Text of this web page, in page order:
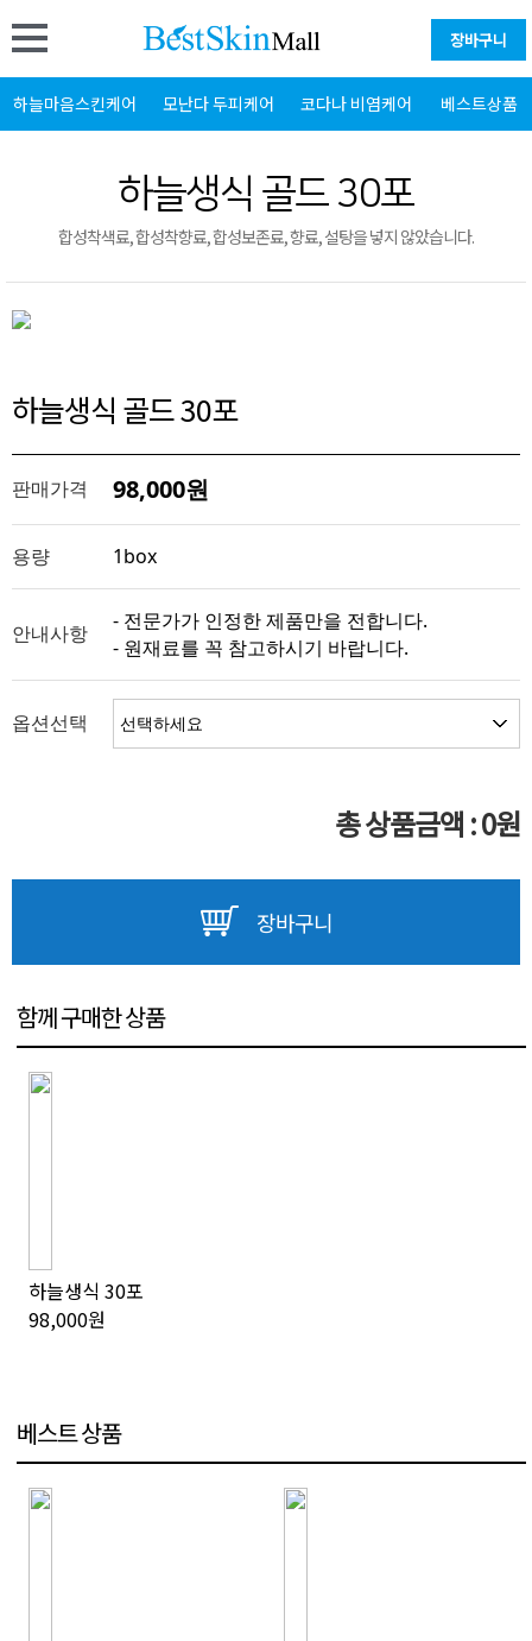
장바구니
하늘마음스킨케어 모난다 두피케어 코다나 비염케어 베스트상품
하늘생식 골드 30포
합성착색료, 합성착향료, 합성보존료, 향료, 설탕을 넣지 않았습니다.
하늘생식 골드 30포
판매가격 98,000원
용량 1box
안내사항
- 전문가가 인정한 제품만을 전합니다.
- 원재료를 꼭 참고하시기 바랍니다.
옵션선택
총 상품금액 :0원
장바구니
함께 구매한 상품
하늘생식 30포
98,000원
베스트 상품